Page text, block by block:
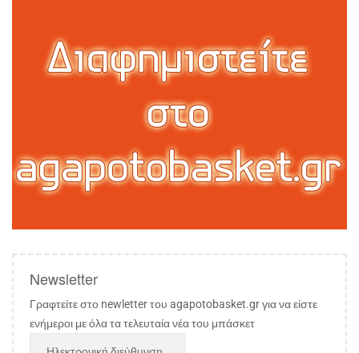
Newsletter
Γραφτείτε στο newletter του agapotobasket.gr για να είστε
ενήμεροι με όλα τα τελευταία νέα του μπάσκετ